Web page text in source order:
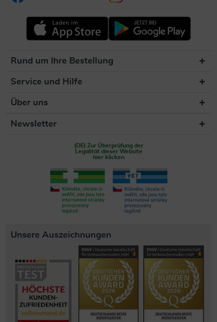
Rund um Ihre Bestellung
Service und Hilfe
Über uns
Newsletter
(DE) Zur Überprüfung der
Legalität dieser Website
hier klicken
Unsere Auszeichnungen